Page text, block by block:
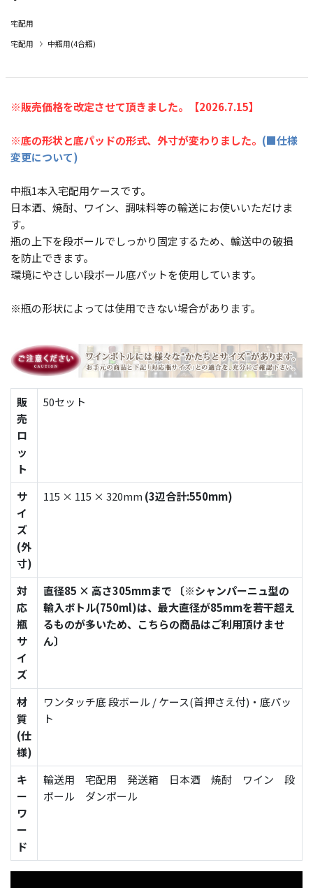
宅配用
宅配用
中瓶用(4合瓶)
※販売価格を改定させて頂きました。【2026.7.15】
※底の形状と底パッドの形式、外寸が変わりました。 (■仕様
変更について)
中瓶1本入宅配用ケースです。
日本酒、焼酎、ワイン、調味料等の輸送にお使いいただけま
す。
瓶の上下を段ボールでしっかり固定するため、輸送中の破損
を防止できます。
環境にやさしい段ボール底パットを使用しています。
※瓶の形状によっては使用できない場合があります。
販
売
ロ
ッ
ト
50セット
サ
イ
ズ
(外
寸)
115 × 115 × 320mm (3辺合計:550mm)
対
応
瓶
サ
イ
ズ
直径85 × 高さ305mmまで 〔※シャンパーニュ型の
輸入ボトル(750ml)は、最大直径が85mmを若干超え
るものが多いため、こちらの商品はご利用頂けませ
ん〕
材
質
(仕
様)
ワンタッチ底段ボール / ケース(首押さえ付)・底パッ
ト
キ
ー
ワ
ー
ド
輸送用 宅配用 発送箱 日本酒 焼酎 ワイン 段
ボール ダンボール